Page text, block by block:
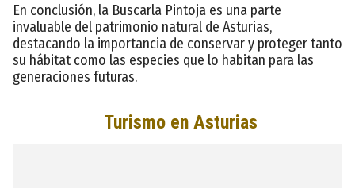
En conclusión, la Buscarla Pintoja es una parte
invaluable del patrimonio natural de Asturias,
destacando la importancia de conservar y proteger tanto
su hábitat como las especies que lo habitan para las
generaciones futuras.